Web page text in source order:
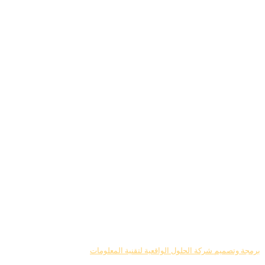
برمجة وتصميم شركة الحلول الواقعية لتقنية المعلومات